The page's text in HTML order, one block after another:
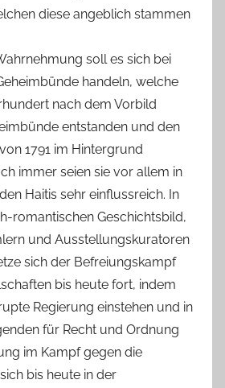
diese angeblich stammen
soll es sich bei
handeln, welche
nach dem Vorbild
entstanden und den
1791 im Hintergrund
immer seien sie vor allem in
Haitis sehr einflussreich. In
romantischen Geschichtsbild,
und Ausstellungskuratoren
sich der Befreiungskampf
bis heute fort, indem
Regierung einstehen und in
für Recht und Ordnung
im Kampf gegen die
bis heute in der